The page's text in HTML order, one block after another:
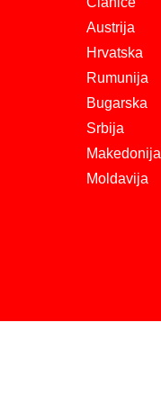
Austrija
Hrvatska
Rumunija
Bugarska
Srbija
Makedonija
Moldavija